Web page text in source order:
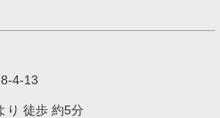
4-13
り 徒歩 約5分